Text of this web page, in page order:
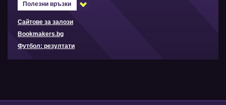
Полезни връзки
Сайтове за залози
Bookmakers.bg
Футбол: резултати